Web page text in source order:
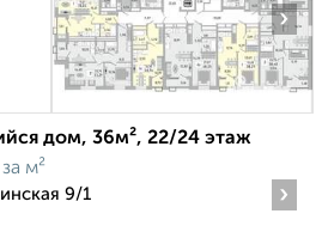
›
дом, 36м², 22/24 этаж
за м²
9/1
›